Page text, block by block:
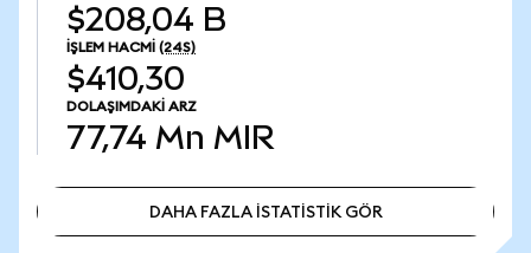
$208,04 B
İŞLEM HACMI (24S)
$410,30
DOLAŞIMDAKI ARZ
77,74 Mn MIR
DAHA FAZLA İSTATİSTİK GÖR